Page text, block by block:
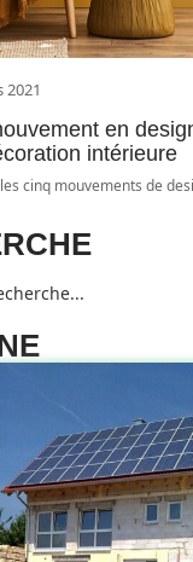
2021
en
intérieure
cinq mouvements de